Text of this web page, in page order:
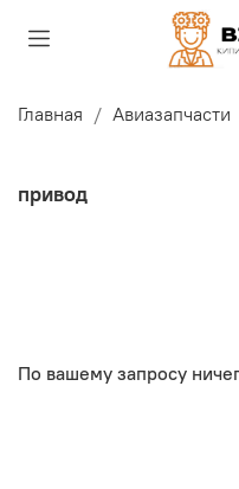
Главная Авиазапчасти
привод
По вашему запросу